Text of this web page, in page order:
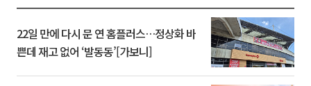
22일 만에 다시 문 연 홈플러스…정상화 바
쁜데 재고 없어 ‘발동동’[가보니]